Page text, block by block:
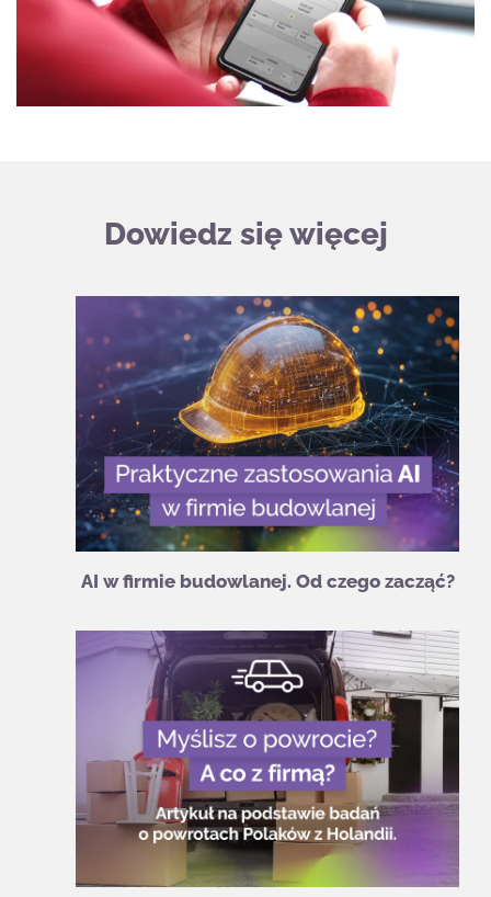
Dowiedz się więcej
AI w firmie budowlanej. Od czego zacząć?